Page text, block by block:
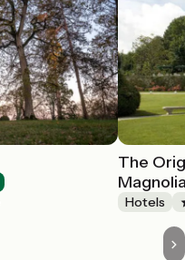
The
Hotels